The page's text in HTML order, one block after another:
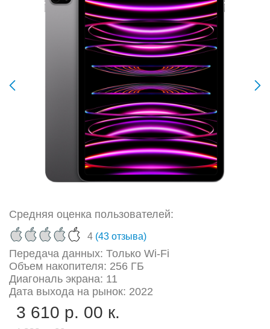
Средняя оценка пользователей:
4 (43 отзыва)
Передача данных: Только Wi-Fi
Объем накопителя: 256 ГБ
Диагональ экрана: 11
Дата выхода на рынок: 2022
3 610 р. 00 к.